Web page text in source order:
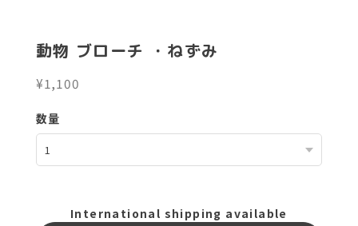
動物 ブローチ ・ねずみ
¥1,100
数量
International shipping available